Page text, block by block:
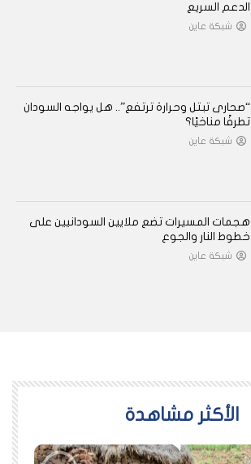
الدعم السريع
شبكة عاين
“صحارى تبتل وحرارة ترتفع”.. هل يواجه السودان
تطرفًا مناخيًا؟
شبكة عاين
هجمات المسيرات تضع ملايين السودانيين على
خطوط النار والجوع
شبكة عاين
اﻷكثر مشاهدة